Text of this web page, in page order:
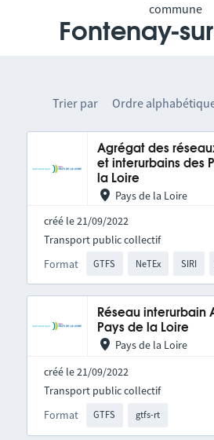
commune
Fontenay-
Trier par Ordre
Agrégat des
et interurbains des
la Loire
Pays de la Loire
créé le 21/09/2022
Format GTFS NeTEx SIRI
Transport public collectif
Réseau interurbain
Pays de la Loire
Pays de la Loire
créé le 21/09/2022
Format GTFS gtfs-rt
Transport public collectif